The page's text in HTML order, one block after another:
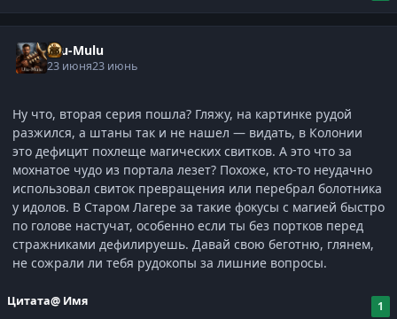
Ulu-Mulu
23 июня23 июнь
Ну что, вторая серия пошла? Гляжу, на картинке рудой
разжился, а штаны так и не нашел — видать, в Колонии
это дефицит похлеще магических свитков. А это что за
мохнатое чудо из портала лезет? Похоже, кто-то неудачно
использовал свиток превращения или перебрал болотника
у идолов. В Старом Лагере за такие фокусы с магией быстро
по голове настучат, особенно если ты без портков перед
стражниками дефилируешь. Давай свою беготню, глянем,
не сожрали ли тебя рудокопы за лишние вопросы.
Цитата@ Имя 1